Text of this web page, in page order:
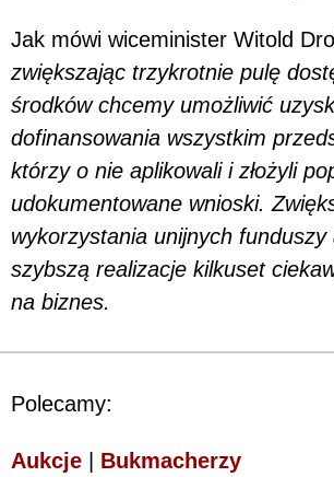
Jak mówi wiceminister Witold
zwiększając trzykrotnie pulę
środków chcemy umożliwić
dofinansowania wszystkim
którzy o nie aplikowali i złożyli
udokumentowane wnioski.
wykorzystania unijnych funduszy
szybszą realizacje kilkuset
na biznes.
Polecamy:
Aukcje Bukmacherzy